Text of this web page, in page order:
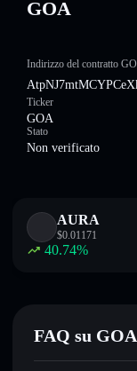
GOA
Indirizzo del contratto
Ticker
GOA
Stato
Non verificato
AURA
$0.01171
40.74%
FAQ su GOA